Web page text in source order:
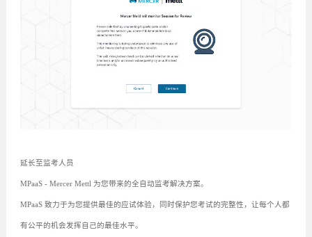
延长至监考人员
MPaaS - Mercer Mettl 为您带来的全自动监考解决方案。
MPaaS 致力于为您提供最佳的应试体验，同时保护您考试的完整性，让每个人都
有公平的机会发挥自己的最佳水平。